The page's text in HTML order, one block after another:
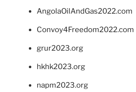
AngolaOilAndGas2022.com
Convoy4Freedom2022.com
grur2023.org
hkhk2023.org
napm2023.org